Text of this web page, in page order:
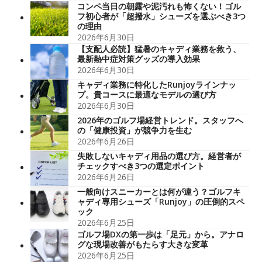
コンペ当日の朝露や泥汚れも怖くない！ゴル
フ初心者が「超撥水」シューズを選ぶべき3つ
の理由
2026年6月30日
【支配人必読】猛暑のキャディ業務を救う、
最新熱中症対策グッズの導入効果
2026年6月30日
キャディ業務に特化したRunjoyラインナッ
プ。貴コースに最適なモデルの選び方
2026年6月30日
2026年のゴルフ場経営トレンド。スタッフへ
の「健康投資」が競争力を生む
2026年6月26日
失敗しないキャディ用品の選び方。経営者が
チェックすべき3つの選定ポイント
2026年6月26日
一般向けスニーカーとは何が違う？ゴルフキ
ャディ専用シューズ「Runjoy」の圧倒的スペ
ック
2026年6月25日
ゴルフ場DXの第一歩は「足元」から。アナロ
グな現場改善がもたらす大きな変革
2026年6月25日